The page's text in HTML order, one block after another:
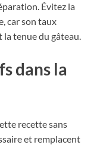
Évitez la
car son taux
tenue du gâteau.
dans la
recette sans
et remplacent